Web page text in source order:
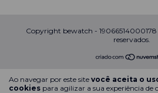
Ao navegar por este site você aceita o
cookies para agilizar a sua experiência de
Copyright bewatch - 19066514000178
reservados.